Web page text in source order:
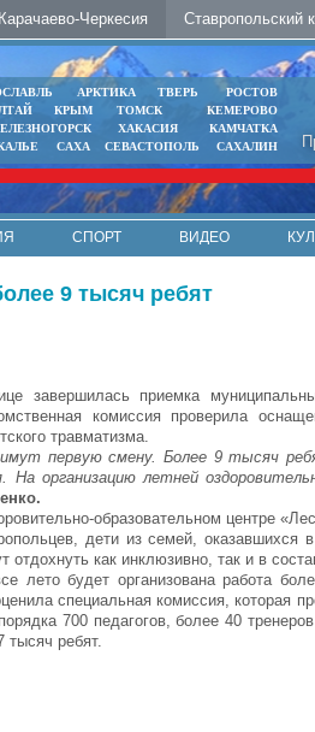
Карачаево-Черкесия Ставропольский
АРКТИКА ТВЕРЬ
РОСТОВ
КРЫМ ТОМСК
КЕМЕРОВО
ХАКАСИЯ
КАМЧАТКА
САХА СЕВАСТОПОЛЬ САХАЛИН
СПОРТ ВИДЕО
9 тысяч ребят
завершилась приемка
комиссия проверила
травматизма.
первую смену. Более 9 тысяч
На организацию летней
образовательном центре
дети из семей, оказавшихся
как инклюзивно, так и в
лето будет организована работа
специальная комиссия, которая
700 педагогов, более 40
ребят.